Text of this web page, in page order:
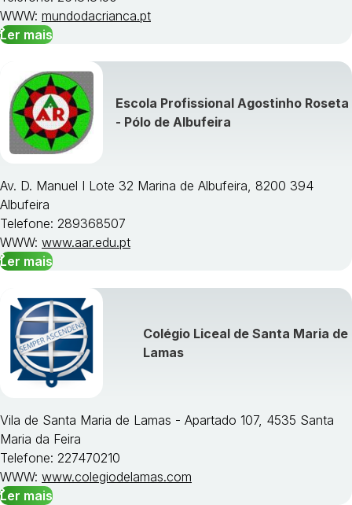
WWW: mundodacrianca.pt
Ler mais
Escola Profissional Agostinho Roseta
- Pólo de Albufeira
Av. D. Manuel I Lote 32 Marina de Albufeira, 8200 394
Albufeira
Telefone: 289368507
WWW: www.aar.edu.pt
Ler mais
Colégio Liceal de Santa Maria de
Lamas
Vila de Santa Maria de Lamas - Apartado 107, 4535 Santa
Maria da Feira
Telefone: 227470210
WWW: www.colegiodelamas.com
Ler mais